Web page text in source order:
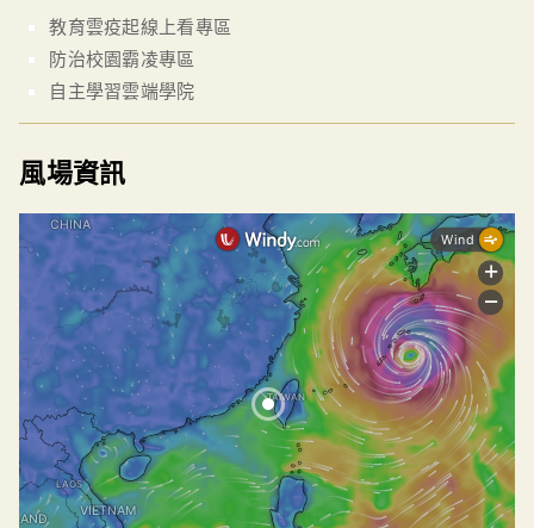
教育雲疫起線上看專區
防治校園霸凌專區
自主學習雲端學院
風場資訊